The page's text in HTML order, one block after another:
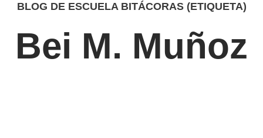
BLOG DE ESCUELA BITÁCORAS (ETIQUETA)
Bei M. Muñoz